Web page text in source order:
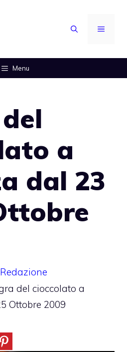
MENU
Menu
a
dal 23
Redazione
del cioccolato a
Ottobre 2009